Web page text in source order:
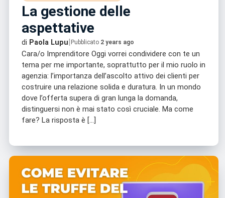
La gestione delle
aspettative
di Paola Lupu Pubblicato 2 years ago
Cara/o Imprenditore Oggi vorrei condividere con te un
tema per me importante, soprattutto per il mio ruolo in
agenzia: l’importanza dell’ascolto attivo dei clienti per
costruire una relazione solida e duratura. In un mondo
dove l’offerta supera di gran lunga la domanda,
distinguersi non è mai stato così cruciale. Ma come
fare? La risposta è […]